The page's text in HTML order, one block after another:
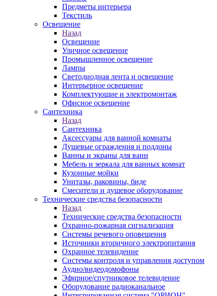
Предметы интерьера
Текстиль
Освещение
Назад
Освещение
Уличное освещение
Промышленное освещение
Лампы
Светодиодная лента и освещение
Интерьерное освещение
Комплектующие и электромонтаж
Офисное освещение
Сантехника
Назад
Сантехника
Аксессуары для ванной комнаты
Душевые ограждения и поддоны
Ванны и экраны для ванн
Мебель и зеркала для ванных комнат
Кухонные мойки
Унитазы, раковины, биде
Смесители и душевое оборудование
Технические средства безопасности
Назад
Технические средства безопасности
Охранно-пожарная сигнализация
Системы речевого оповещения
Источники вторичного электропитания
Охранное телевидение
Системы контроля и управления доступом
Аудио/видеодомофоны
Эфирное/спутниковое телевидение
Оборудование радиоканальное